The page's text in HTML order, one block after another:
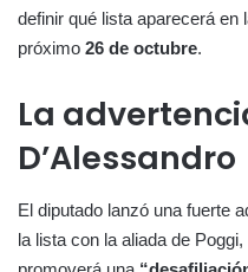
definir qué lista aparecerá en
próximo 26 de octubre.
La
D’Alessandro
El diputado lanzó una fuerte
la lista con la aliada de